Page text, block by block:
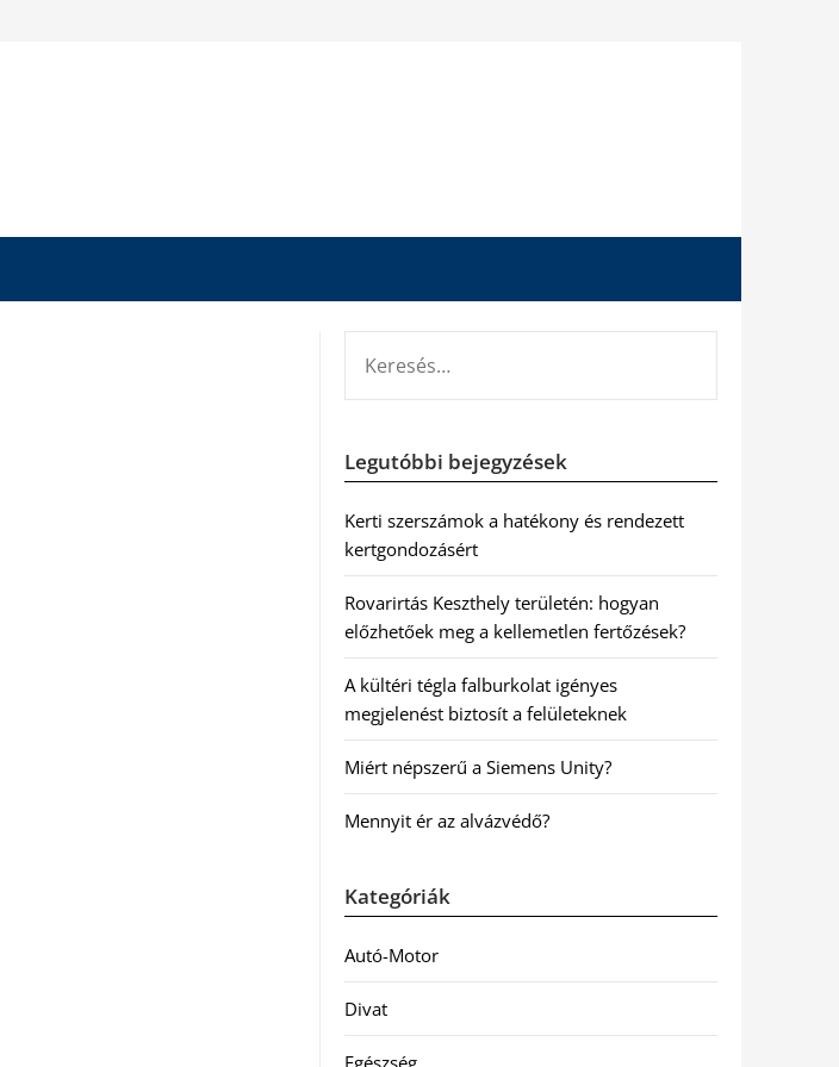
Legutóbbi bejegyzések
Kerti szerszámok a hatékony és rendezett
kertgondozásért
Rovarirtás Keszthely területén: hogyan
előzhetőek meg a kellemetlen fertőzések?
A kültéri tégla falburkolat igényes
megjelenést biztosít a felületeknek
Miért népszerű a Siemens Unity?
Mennyit ér az alvázvédő?
Kategóriák
Autó-Motor
Divat
Egészség